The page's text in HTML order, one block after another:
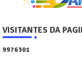
VISITANTES DA
9976301